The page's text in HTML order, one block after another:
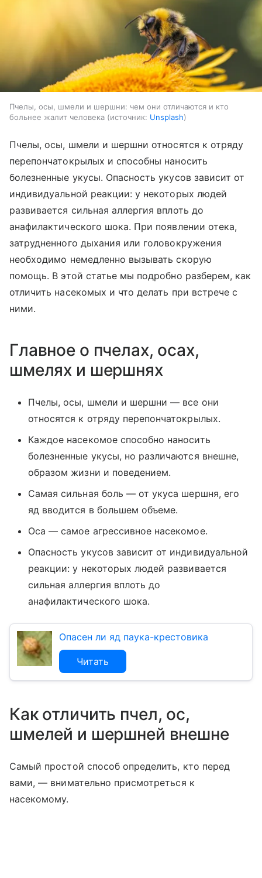
Пчелы, осы, шмели и шершни: чем они отличаются и кто
больнее жалит человека
источник: Unsplash
Пчелы, осы, шмели и шершни относятся к отряду
перепончатокрылых и способны наносить
болезненные укусы. Опасность укусов зависит от
индивидуальной реакции: у некоторых людей
развивается сильная аллергия вплоть до
анафилактического шока. При появлении отека,
затрудненного дыхания или головокружения
необходимо немедленно вызывать скорую
помощь. В этой статье мы подробно разберем, как
отличить насекомых и что делать при встрече с
ними.
Главное о пчелах, осах,
шмелях и шершнях
Пчелы, осы, шмели и шершни — все они
относятся к отряду перепончатокрылых.
Каждое насекомое способно наносить
болезненные укусы, но различаются внешне,
образом жизни и поведением.
Самая сильная боль — от укуса шершня, его
яд вводится в большем объеме.
Оса — самое агрессивное насекомое.
Опасность укусов зависит от индивидуальной
реакции: у некоторых людей развивается
сильная аллергия вплоть до
анафилактического шока.
Опасен ли яд паука-крестовика
Читать
Как отличить пчел, ос,
шмелей и шершней внешне
Самый простой способ определить, кто перед
вами, — внимательно присмотреться к
насекомому.